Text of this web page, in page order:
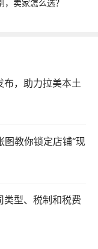
卖家怎么选？
，助力拉美本土
教你锁定店铺“现
类型、税制和税费